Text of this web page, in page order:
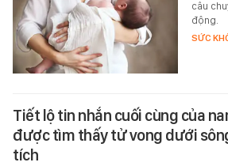
câu
động.
SỨC
Tiết lộ tin nhắn cuối cùng của
được tìm thấy tử vong dưới
tích